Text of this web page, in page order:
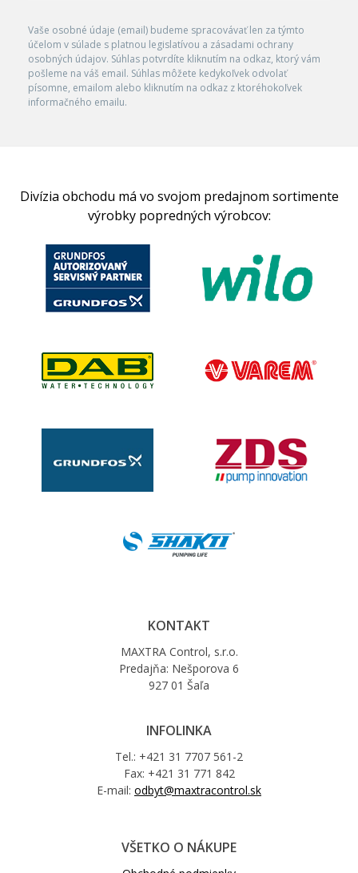
Vaše osobné údaje (email) budeme spracovávať len za týmto
účelom v súlade s platnou legislatívou a zásadami ochrany
osobných údajov. Súhlas potvrdíte kliknutím na odkaz, ktorý vám
pošleme na váš email. Súhlas môžete kedykoľvek odvolať
písomne, emailom alebo kliknutím na odkaz z ktoréhokoľvek
informačného emailu.
Divízia obchodu má vo svojom predajnom sortimente
výrobky popredných výrobcov:
KONTAKT
MAXTRA Control, s.r.o.
Predajňa: Nešporova 6
927 01 Šaľa
INFOLINKA
Tel.: +421 31 7707 561-2
Fax: +421 31 771 842
E-mail: odbyt@maxtracontrol.sk
VŠETKO O NÁKUPE